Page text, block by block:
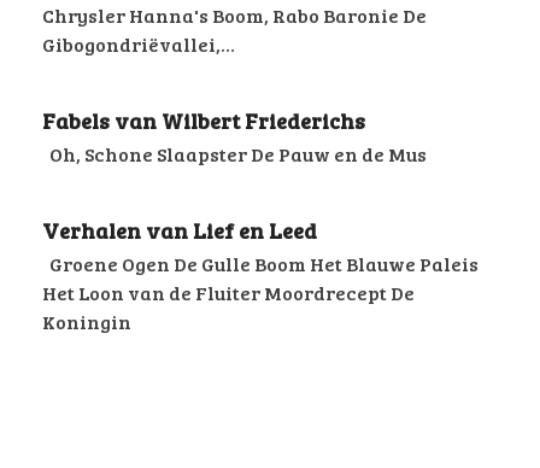
Chrysler Hanna's Boom, Rabo Baronie De
Gibogondriëvallei,…
Fabels van Wilbert Friederichs
Oh, Schone Slaapster De Pauw en de Mus
Verhalen van Lief en Leed
Groene Ogen De Gulle Boom Het Blauwe Paleis
Het Loon van de Fluiter Moordrecept De
Koningin